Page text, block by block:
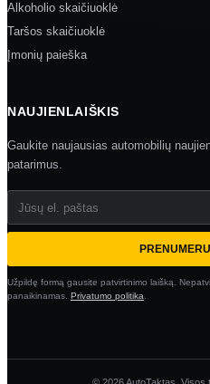
Alkoholio skaičiuoklė
Taršos skaičiuoklė
Įmonių paieška
NAUJIENLAIŠKIS
Gaukite naujausias automobilių
patarimus.
Jūsų el. paštas
Užpildę formą gausite patvirtinimo laišką.
panaikinamas. Privatumo politika.